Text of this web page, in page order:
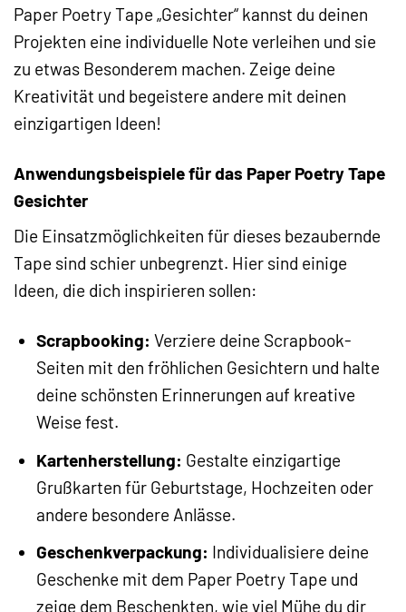
Paper Poetry Tape „Gesichter“ kannst du deinen
Projekten eine individuelle Note verleihen und sie
zu etwas Besonderem machen. Zeige deine
Kreativität und begeistere andere mit deinen
einzigartigen Ideen!
Anwendungsbeispiele für das Paper Poetry Tape
Gesichter
Die Einsatzmöglichkeiten für dieses bezaubernde
Tape sind schier unbegrenzt. Hier sind einige
Ideen, die dich inspirieren sollen:
Scrapbooking: Verziere deine Scrapbook-
Seiten mit den fröhlichen Gesichtern und halte
deine schönsten Erinnerungen auf kreative
Weise fest.
Kartenherstellung: Gestalte einzigartige
Grußkarten für Geburtstage, Hochzeiten oder
andere besondere Anlässe.
Geschenkverpackung: Individualisiere deine
Geschenke mit dem Paper Poetry Tape und
zeige dem Beschenkten, wie viel Mühe du dir